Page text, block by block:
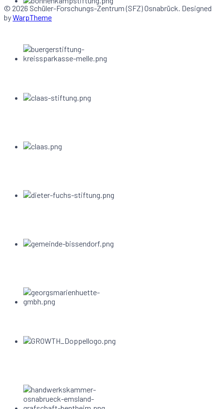
© 2026 Schüler-Forschungs-Zentrum (SFZ) Osnabrück. Designed
byWarpTheme